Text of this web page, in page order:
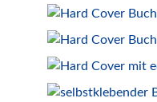
Drahtbinderücken
Abheft-Lösungen
Bindestrips /
Klemm-Bindung